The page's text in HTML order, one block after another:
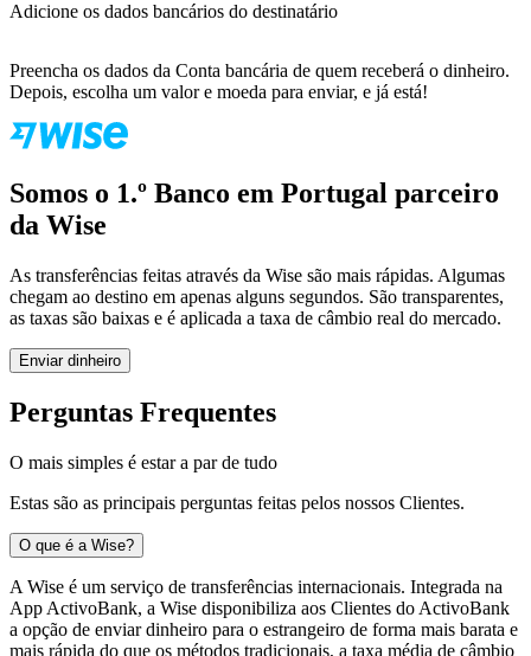
Adicione os dados bancários do destinatário
Preencha os dados da Conta bancária de quem receberá o dinheiro.
Depois, escolha um valor e moeda para enviar, e já está!
Somos o 1.º Banco em Portugal parceiro
da Wise ​
As transferências feitas através da Wise são mais rápidas. Algumas
chegam ao destino em apenas alguns segundos. São transparentes,
as taxas são baixas e é aplicada a taxa de câmbio real do mercado.
Enviar dinheiro
Perguntas Frequentes
O mais simples é estar a par de tudo
Estas são as principais perguntas feitas pelos nossos Clientes.
O que é a Wise?
A Wise é um serviço de transferências internacionais. Integrada na
App ActivoBank, a Wise disponibiliza aos Clientes do ActivoBank
a opção de enviar dinheiro para o estrangeiro de forma mais barata e
mais rápida do que os métodos tradicionais, a taxa média de câmbio